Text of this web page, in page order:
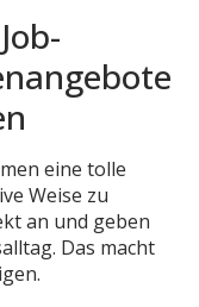
eine tolle
Weise zu
an und geben
Das macht